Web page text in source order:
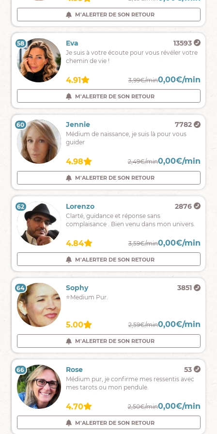
supports
me
dévoilent
avenir.
M'ALERTER DE SON RETOUR
M'ALERTER DE SON RETOUR
57 Alma
5996
Ma
voyance
différente!!
saisissez
la
main
que
vous
tends
!!!
4.90 0,00€/min
M'ALERTER DE SON RETOUR
58 Eva 13593
Je suis à votre écoute pour vous révéler votre
chemin de vie !
4.91 3,99€/min0,00€/min
M'ALERTER DE SON RETOUR
59 Claire
7990
Votre
voix,
prénom
date
de
naissance
ouvrir
le
canal
votre
4.90 2,37€/min 0,00€/min
M'ALERTER DE SON RETOUR
60 Jennie 7782
Médium de naissance, je suis là pour vous
guider
4.98 2,49€/min0,00€/min
M'ALERTER DE SON RETOUR
61 Cyrina
4913
Je
m'engage
mettre
mon
don
inné
de
à
votre
pas
4.82 1,90€/min 0,00€/min
M'ALERTER DE SON RETOUR
62 Lorenzo 2876
Clarté, guidance et réponse sans
complaisance . Bien venu dans mon univers.
4.84 3,59€/min0,00€/min
M'ALERTER DE SON RETOUR
63 Carmen
6295
Médium
authentique
4.83 2,90€/min 0,00€/min
M'ALERTER DE SON RETOUR
64 Sophy 3851
⭐Medium Pur.
5.00 2,59€/min0,00€/min
M'ALERTER DE SON RETOUR
65 Franck
51554
Bonjour,
Franck
Médium
pur
et
voyant,
4.98 2,90€/min 0,00€/min
M'ALERTER DE SON RETOUR
66 Rose 53
Médium pur, je confirme mes ressentis avec
mes tarots ou mon pendule.
4.70 2,50€/min0,00€/min
M'ALERTER DE SON RETOUR